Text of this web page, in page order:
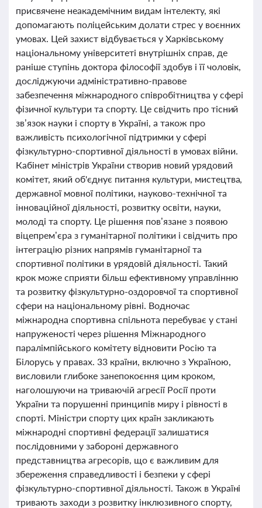
присвячене неакадемічним видам інтелекту, які
допомагають поліцейським долати стрес у воєнних
умовах. Цей захист відбувається у Харківському
національному університеті внутрішніх справ, де
раніше ступінь доктора філософії здобув і її чоловік,
досліджуючи адміністративно-правове
забезпечення міжнародного співробітництва у сфері
фізичної культури та спорту. Це свідчить про тісний
зв’язок науки і спорту в Україні, а також про
важливість психологічної підтримки у сфері
фізкультурно-спортивної діяльності в умовах війни.
Кабінет міністрів України створив новий урядовий
комітет, який об'єднує питання культури, мистецтва,
державної мовної політики, науково-технічної та
інноваційної діяльності, розвитку освіти, науки,
молоді та спорту. Це рішення пов’язане з появою
віцепрем’єра з гуманітарної політики і свідчить про
інтеграцію різних напрямів гуманітарної та
спортивної політики в урядовій діяльності. Такий
крок може сприяти більш ефективному управлінню
та розвитку фізкультурно-оздоровчої та спортивної
сфери на національному рівні. Водночас
міжнародна спортивна спільнота перебуває у стані
напруженості через рішення Міжнародного
паралімпійського комітету відновити Росію та
Білорусь у правах. 33 країни, включно з Україною,
висловили глибоке занепокоєння цим кроком,
наголошуючи на триваючій агресії Росії проти
України та порушенні принципів миру і рівності в
спорті. Міністри спорту цих країн закликають
міжнародні спортивні федерації залишатися
послідовними у забороні державного
представництва агресорів, що є важливим для
збереження справедливості і безпеки у сфері
фізкультурно-спортивної діяльності. Також в Україні
тривають заходи з розвитку інклюзивного спорту,